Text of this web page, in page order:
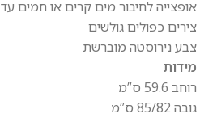
אופצייה לחיבור מים קרים או חמים עד 60°
צירים כפולים גולשים
צבע נירוסטה מוברשת
מידות
רוחב 59.6 ס”מ
גובה 85/82 ס”מ